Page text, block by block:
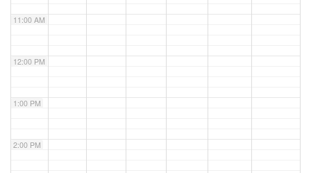
11:00 AM
12:00 PM
1:00 PM
2:00 PM